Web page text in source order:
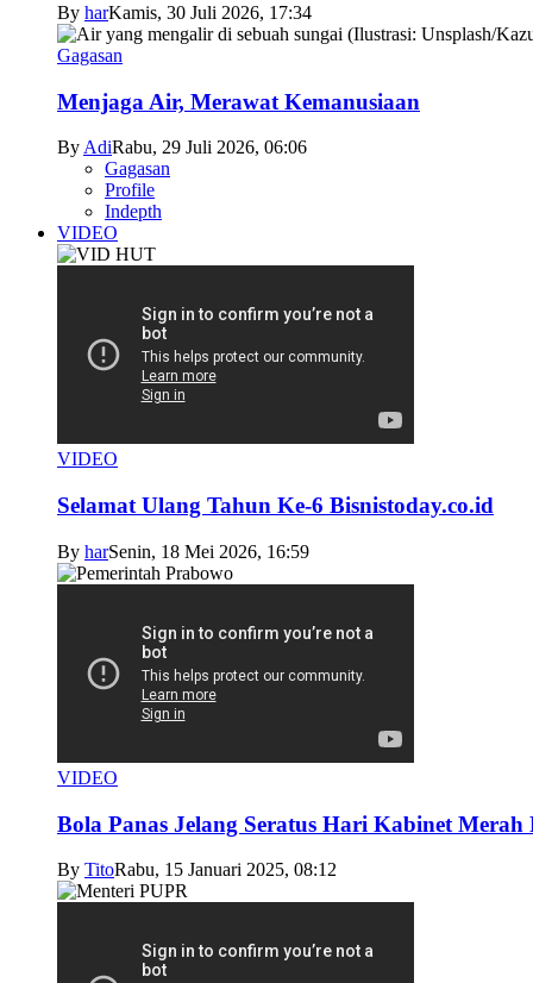
By harKamis, 30 Juli 2026, 17:34
Gagasan
Menjaga Air, Merawat Kemanusiaan
ByAdiRabu, 29 Juli 2026, 06:06
Gagasan
Profile
Indepth
VIDEO
VIDEO
Selamat Ulang Tahun Ke-6 Bisnistoday.co.id
By harSenin, 18 Mei 2026, 16:59
VIDEO
Bola Panas Jelang Seratus Hari Kabinet Merah
By TitoRabu, 15 Januari 2025, 08:12